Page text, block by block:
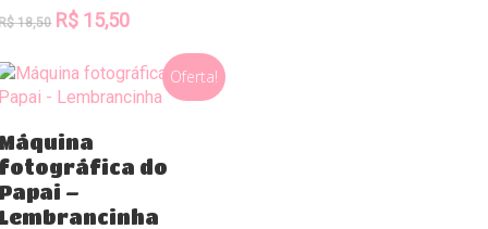
18,50 O
original
era:
R$ 15,50O
atual
é:
Oferta!
do
–